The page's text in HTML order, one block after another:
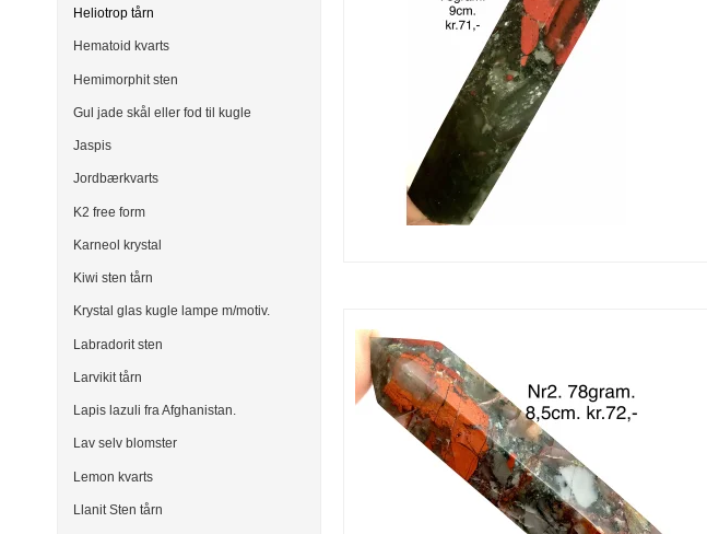
Heliotrop tårn
Hematoid kvarts
Hemimorphit sten
Gul jade skål eller fod til kugle
Jaspis
Jordbærkvarts
K2 free form
Karneol krystal
Kiwi sten tårn
Krystal glas kugle lampe m/motiv.
Labradorit sten
Larvikit tårn
Lapis lazuli fra Afghanistan.
Lav selv blomster
Lemon kvarts
Llanit Sten tårn